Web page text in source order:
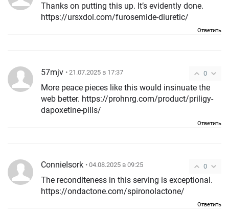
Thanks on putting this up. It’s evidently done.
https://ursxdol.com/furosemide-diuretic/
Ответить
0
57mjv • 21.07.2025 в 17:37
More peace pieces like this would insinuate the
web better. https://prohnrg.com/product/priligy-
dapoxetine-pills/
Ответить
0
ConnieIsork • 04.08.2025 в 09:25
The reconditeness in this serving is exceptional.
https://ondactone.com/spironolactone/
Ответить